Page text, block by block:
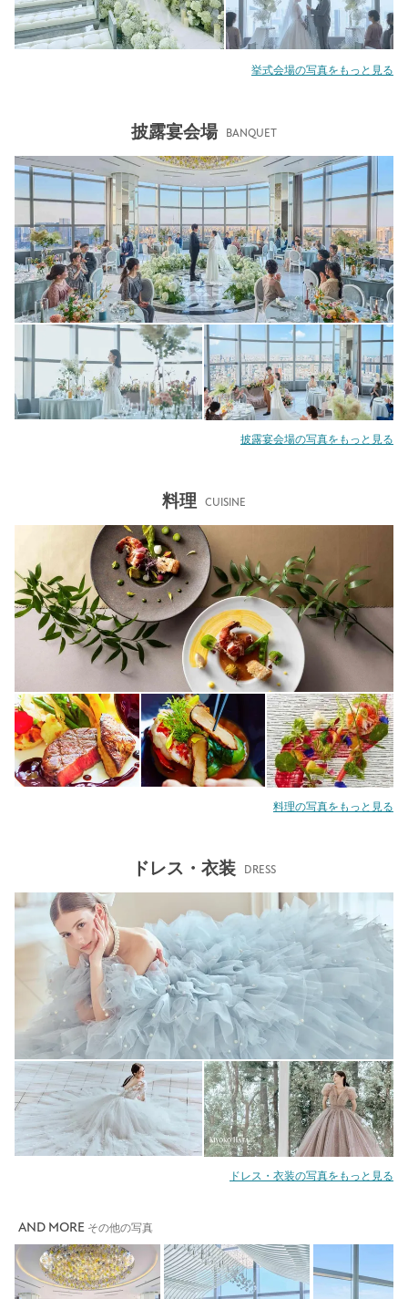
挙式会場の写真をもっと見る
披露宴会場 BANQUET
披露宴会場の写真をもっと見る
料理 CUISINE
料理の写真をもっと見る
ドレス・衣装 DRESS
ドレス・衣装の写真をもっと見る
AND MORE その他の写真